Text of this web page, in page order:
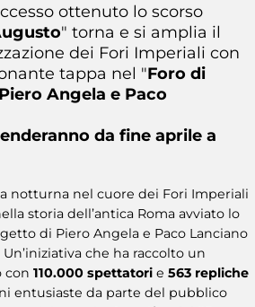
ottenuto lo scorso
" torna e si amplia il
dei Fori Imperiali con
tappa nel "Foro di
Piero Angela e Paco
da fine aprile a
notturna nel cuore dei Fori Imperiali
storia dell’antica Roma avviato lo
di Piero Angela e Paco Lanciano
Un’iniziativa che ha raccolto un
con 110.000 spettatori e 563 repliche
entusiaste da parte del pubblico